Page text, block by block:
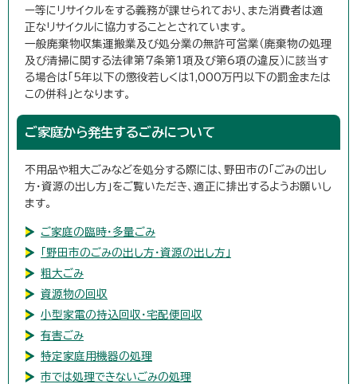
ー等にリサイクルをする義務が課せられており、また消費者は適
正なリサイクルに協力することとされています。
一般廃棄物収集運搬業及び処分業の無許可営業（廃棄物の処理
及び清掃に関する法律第7条第1項及び第6項の違反）に該当す
る場合は「5年以下の懲役若しくは1,000万円以下の罰金または
この併科」となります。
ご家庭から発生するごみについて
不用品や粗大ごみなどを処分する際には、野田市の「ごみの出し
方・資源の出し方」をご覧いただき、適正に排出するようお願いし
ます。
ご家庭の臨時・多量ごみ
「野田市のごみの出し方・資源の出し方」
粗大ごみ
資源物の回収
小型家電の持込回収・宅配便回収
有害ごみ
特定家庭用機器の処理
市では処理できないごみの処理